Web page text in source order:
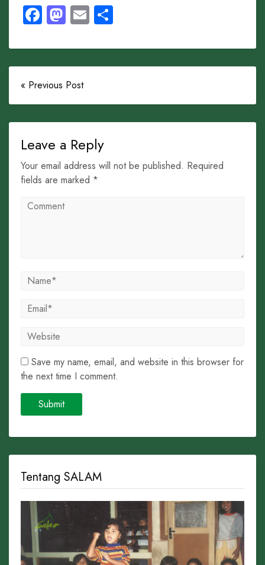
Facebook
Mastodon
Email
« Previous Post
Leave a Reply
Your email address will not be published. Required
fields are marked *
Save my name, email, and website in this browser for
the next time I comment.
Tentang SALAM